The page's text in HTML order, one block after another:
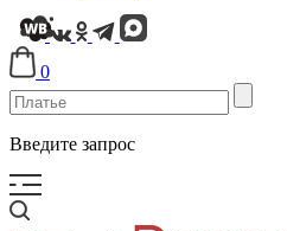
0
Введите запрос